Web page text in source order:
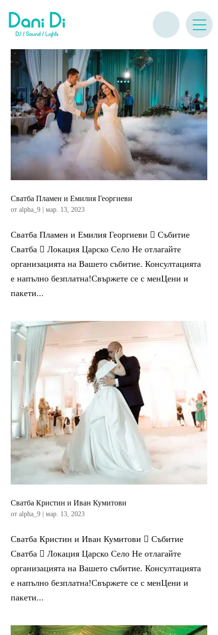
Сватба Пламен и Емилия Георгиеви
отalpha_9 |мар. 13, 2023
Сватба Пламен и Емилия Георгиеви  Събитие
Сватба  Локация Царско Село Не отлагайте
организацията на Вашето събитие. Консултацията
е напълно безплатна!Свържете се с менЦени и
пакети...
Сватба Кристин и Иван Кумитови
отalpha_9 |мар. 13, 2023
Сватба Кристин и Иван Кумитови  Събитие
Сватба  Локация Царско Село Не отлагайте
организацията на Вашето събитие. Консултацията
е напълно безплатна!Свържете се с менЦени и
пакети...